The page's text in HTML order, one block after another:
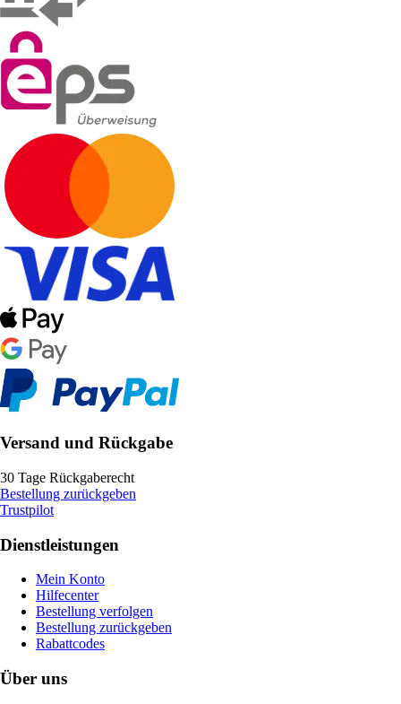
Versand und Rückgabe
30 Tage Rückgaberecht
Bestellung zurückgeben
Trustpilot
Dienstleistungen
Mein Konto
Hilfecenter
Bestellung verfolgen
Bestellung zurückgeben
Rabattcodes
Über uns